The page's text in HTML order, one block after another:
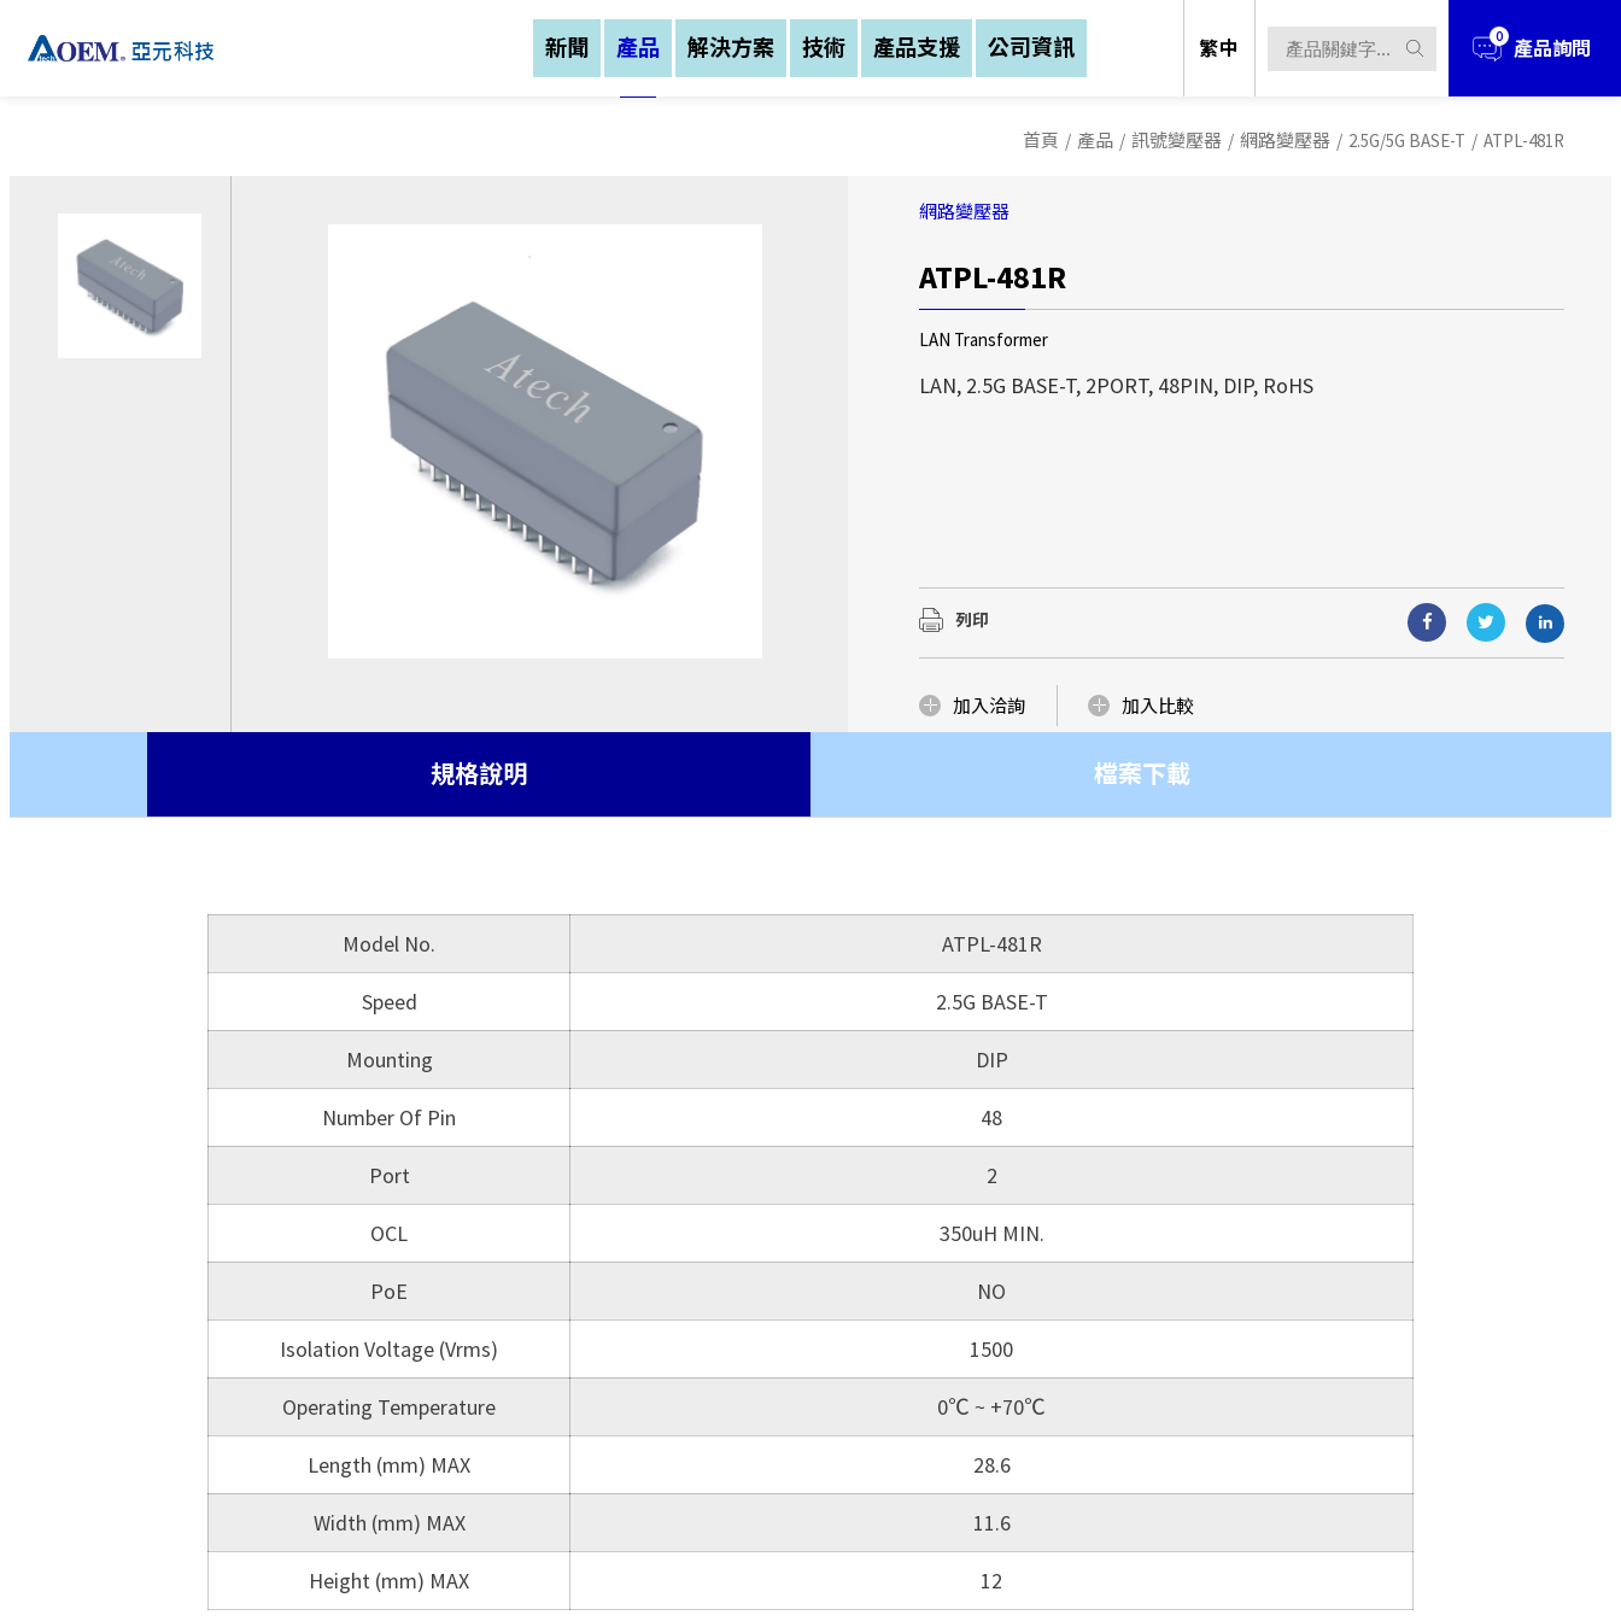
新聞
關於亞元
活動
公司資訊
亞元科技(股)公司創立於1990年，經過多年的發展與擴充，業
務範圍涵蓋：磁性元件、電源解決方案 、無線解決方案...等
品與服務，更是我們一貫的堅持與承諾！
產品
功率變壓器
訊號變壓器
解決方案
解決方案
磁性元件應用
通訊解決方案
電動助力車部件通訊平台
磁性元件市場與應用
技術
絕緣系統
AC-DC 電源供應器
產品支援
產品支援
下載專區
客製化服務
了解更多
關於亞元
活動
公司資訊
亞元科技(股)公司創立於1990年，經過多年的發展與擴充，業
務範圍涵蓋：磁性元件、電源解決方案 、無線解決方案...等
品與服務，更是我們一貫的堅持與承諾！
公司資訊
公司資訊
關於亞元
投資人關係
了解更多
繁中 0 產品詢問
首頁 / 產品 / 訊號變壓器 / 網路變壓器 / 2.5G/5G BASE-T / ATPL-481R
網路變壓器
ATPL-481R
LAN Transformer
LAN, 2.5G BASE-T, 2PORT, 48PIN, DIP, RoHS
列印
加入洽詢 加入比較
規格說明 檔案下載
Model No. ATPL-481R
Speed 2.5G BASE-T
Mounting DIP
Number Of Pin 48
Port 2
OCL 350uH MIN.
PoE NO
Isolation Voltage (Vrms) 1500
Operating Temperature 0℃ ~ +70℃
Length (mm) MAX 28.6
Width (mm) MAX 11.6
Height (mm) MAX 12